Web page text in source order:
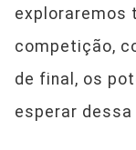
exploraremos
competição,
de final, os
esperar